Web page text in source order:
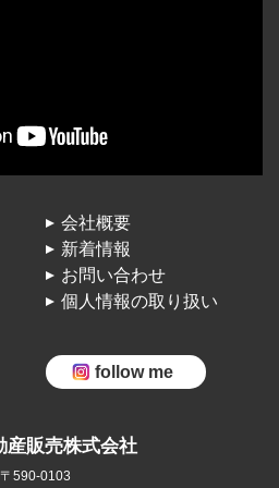
産販売株式会社
〒590-0103
会社概要
新着情報
お問い合わせ
個人情報の取り扱い
follow me